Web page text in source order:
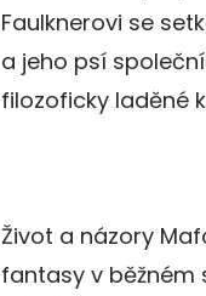
Faulknerovi se
a jeho psí
filozoficky laděné
Život a názory
fantasy v běžném